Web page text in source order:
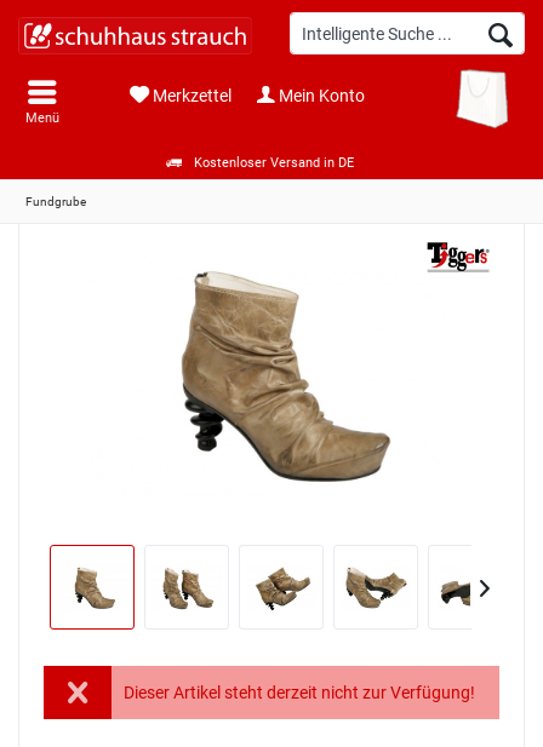
Kostenloser Versand in DE
Menü
Merkzettel Mein Konto
Fundgrube
Dieser Artikel steht derzeit nicht zur Verfügung!